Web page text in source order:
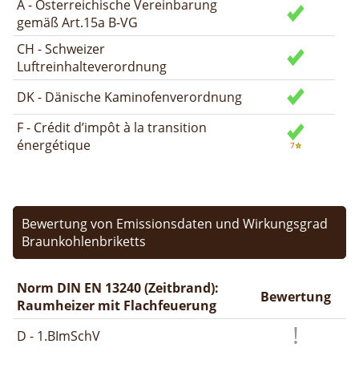
A - Österreichische Vereinbarung
gemäß Art.15a B-VG
CH - Schweizer
Luftreinhalteverordnung
DK - Dänische Kaminofenverordnung
F - Crédit d’impôt à la transition
énergétique
Bewertung von Emissionsdaten und Wirkungsgrad
Braunkohlenbriketts
Norm DIN EN 13240 (Zeitbrand):
Raumheizer mit Flachfeuerung
Bewertung
D - 1.BImSchV